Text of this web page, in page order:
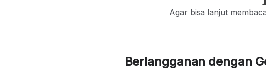
Agar bisa lanjut
Berlangganan dengan